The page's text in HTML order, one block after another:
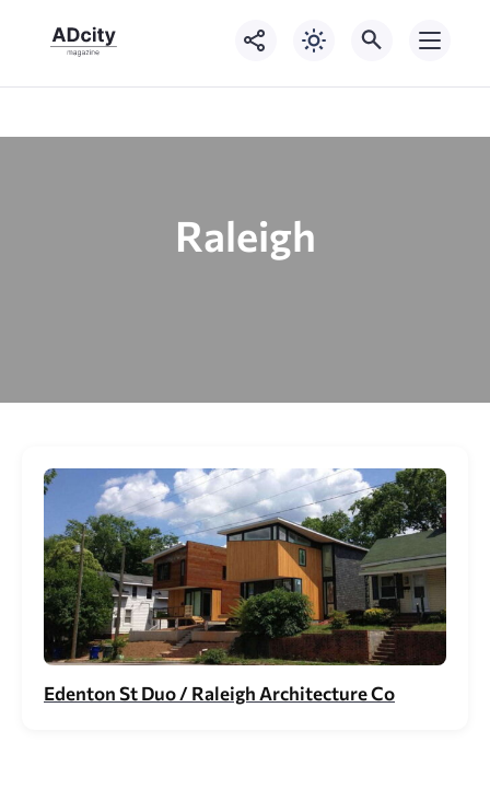
Raleigh
Edenton St Duo / Raleigh Architecture Co